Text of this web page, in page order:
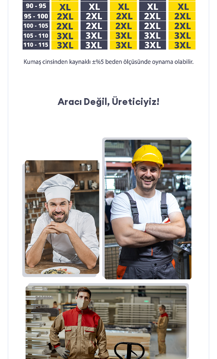
Aracı Değil, Üreticiyiz!